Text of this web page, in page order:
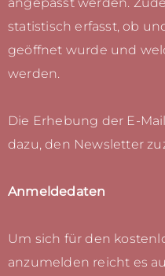
angepasst werden.
statistisch erfasst, ob
geöffnet wurde und
werden.
Die Erhebung der E-
dazu, den Newsletter
Anmeldedaten
Um sich für den
anzumelden reicht es